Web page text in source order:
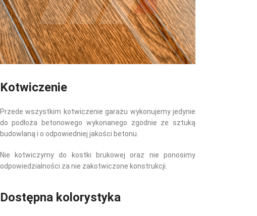
Kotwiczenie
Przede wszystkim kotwiczenie garażu wykonujemy jedynie
do podłoża betonowego wykonanego zgodnie ze sztuką
budowlaną i o odpowiedniej jakości betonu.
Nie kotwiczymy do kostki brukowej oraz nie ponosimy
odpowiedzialności za nie zakotwiczone konstrukcji.
Dostępna kolorystyka